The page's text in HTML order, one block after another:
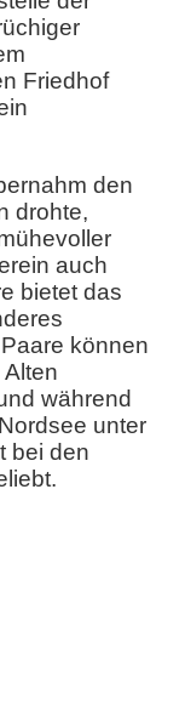
Friedhof
den
drohte,
auch
bietet das
können
während
unter
bei den